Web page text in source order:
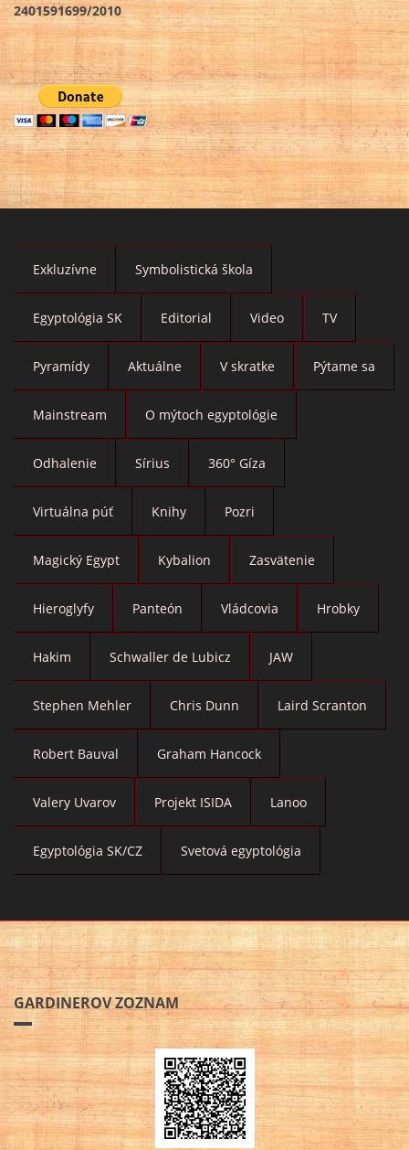
2401591699/2010
Exkluzívne Symbolistická škola
Egyptológia SK Editorial Video TV
Pyramídy Aktuálne V skratke Pýtame sa
Mainstream O mýtoch egyptológie
Odhalenie Sírius 360° Gíza
Virtuálna púť Knihy Pozri
Magický Egypt Kybalion Zasvätenie
Hieroglyfy Panteón Vládcovia Hrobky
Hakim Schwaller de Lubicz JAW
Stephen Mehler Chris Dunn Laird Scranton
Robert Bauval Graham Hancock
Valery Uvarov Projekt ISIDA Lanoo
Egyptológia SK/CZ Svetová egyptológia
GARDINEROV ZOZNAM